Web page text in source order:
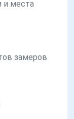
и места
замеров